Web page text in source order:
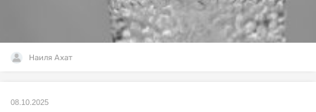
Наиля Ахат
08.10.2025